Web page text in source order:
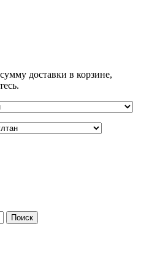
доставки в корзине,
Поиск